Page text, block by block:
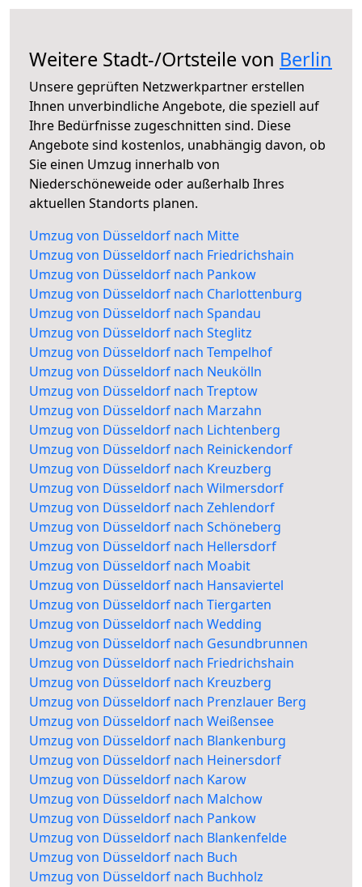
Weitere Stadt-/Ortsteile von Berlin
Unsere geprüften Netzwerkpartner erstellen
Ihnen unverbindliche Angebote, die speziell auf
Ihre Bedürfnisse zugeschnitten sind. Diese
Angebote sind kostenlos, unabhängig davon, ob
Sie einen Umzug innerhalb von
Niederschöneweide oder außerhalb Ihres
aktuellen Standorts planen.
Umzug von Düsseldorf nach Mitte
Umzug von Düsseldorf nach Friedrichshain
Umzug von Düsseldorf nach Pankow
Umzug von Düsseldorf nach Charlottenburg
Umzug von Düsseldorf nach Spandau
Umzug von Düsseldorf nach Steglitz
Umzug von Düsseldorf nach Tempelhof
Umzug von Düsseldorf nach Neukölln
Umzug von Düsseldorf nach Treptow
Umzug von Düsseldorf nach Marzahn
Umzug von Düsseldorf nach Lichtenberg
Umzug von Düsseldorf nach Reinickendorf
Umzug von Düsseldorf nach Kreuzberg
Umzug von Düsseldorf nach Wilmersdorf
Umzug von Düsseldorf nach Zehlendorf
Umzug von Düsseldorf nach Schöneberg
Umzug von Düsseldorf nach Hellersdorf
Umzug von Düsseldorf nach Moabit
Umzug von Düsseldorf nach Hansaviertel
Umzug von Düsseldorf nach Tiergarten
Umzug von Düsseldorf nach Wedding
Umzug von Düsseldorf nach Gesundbrunnen
Umzug von Düsseldorf nach Friedrichshain
Umzug von Düsseldorf nach Kreuzberg
Umzug von Düsseldorf nach Prenzlauer Berg
Umzug von Düsseldorf nach Weißensee
Umzug von Düsseldorf nach Blankenburg
Umzug von Düsseldorf nach Heinersdorf
Umzug von Düsseldorf nach Karow
Umzug von Düsseldorf nach Malchow
Umzug von Düsseldorf nach Pankow
Umzug von Düsseldorf nach Blankenfelde
Umzug von Düsseldorf nach Buch
Umzug von Düsseldorf nach Buchholz